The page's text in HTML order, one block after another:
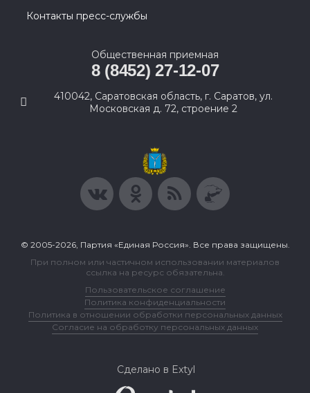
Контакты пресс-службы
Общественная приемная
8 (8452) 27-12-07
410042, Саратовская область, г. Саратов, ул.
Московская д. 72, строение 2
© 2005-2026, Партия «Единая Россия». Все права защищены.
При полном или частичном использовании материалов
ссылка на ресурс обязательна.
Пользовательское соглашение
Политика конфиденциальности
Политика в отношении обработки персональных данных
Согласие на обработку персональных данных
Сделано в Extyl